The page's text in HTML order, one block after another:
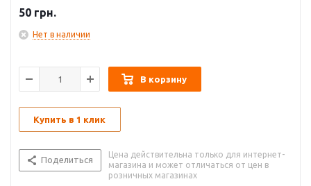
50 грн.
Нет в наличии
В корзину
Купить в 1 клик
Поделиться
Цена действительна только для интернет-
магазина и может отличаться от цен в
розничных магазинах